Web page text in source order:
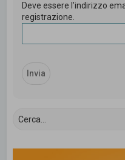
Deve essere l’indirizzo
registrazione.